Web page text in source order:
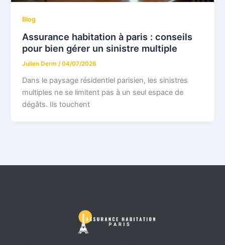
Blog
Assurance habitation à paris : conseils
pour bien gérer un sinistre multiple
Julien Derm/04/07/2026
Dans le paysage résidentiel parisien, les sinistres
multiples ne se limitent pas à un seul espace de
dégâts. Ils touchent